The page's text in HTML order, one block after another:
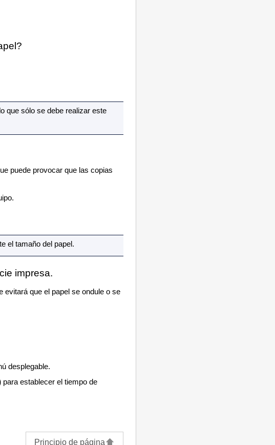
?
que sólo se debe realizar este
puede provocar que las copias
.
el tamaño del papel.
impresa.
que el papel se ondule o se
desplegable.
para establecer el tiempo de
Principio de página